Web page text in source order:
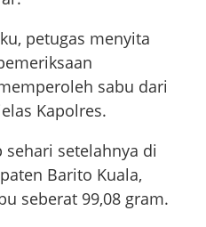
petugas menyita
sabu dari
Kapolres.
setelahnya di
Barito Kuala,
seberat 99,08 gram.